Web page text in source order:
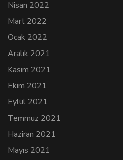
Nisan 2022
Mart 2022
Ocak 2022
Aralık 2021
Kasım 2021
Ekim 2021
Eylül 2021
Temmuz 2021
Haziran 2021
Mayıs 2021